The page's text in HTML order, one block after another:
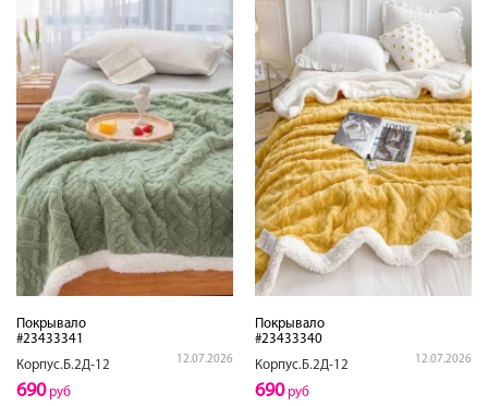
Покрывало
#23433341
Корпус.Б.2Д-12
12.07.2026
690руб
Покрывало
#23433340
Корпус.Б.2Д-12
12.07.2026
690руб